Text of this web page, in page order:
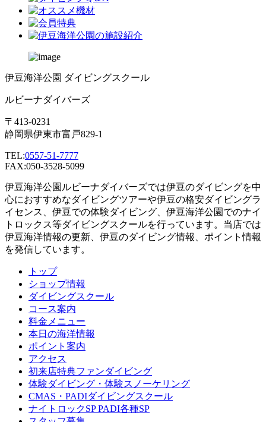
伊豆海洋公園 ダイビングスクール
ルビーナダイバーズ
〒413-0231
静岡県伊東市富戸829-1
TEL:0557-51-7777
FAX:050-3528-5099
伊豆海洋公園ルビーナダイバーズでは伊豆のダイビングを中
心におすすめなダイビングツアーや伊豆の格安ダイビングラ
イセンス、伊豆での体験ダイビング、伊豆海洋公園でのナイ
トロックス等ダイビングスクールを行っています。当店では
伊豆海洋情報の更新、伊豆のダイビング情報、ポイント情報
を発信しています。
トップ
ショップ情報
ダイビングスクール
コース案内
料金メニュー
本日の海洋情報
ポイント案内
アクセス
初来店特典ファンダイビング
体験ダイビング・体験スノーケリング
CMAS・PADIダイビングスクール
ナイトロックSP PADI各種SP